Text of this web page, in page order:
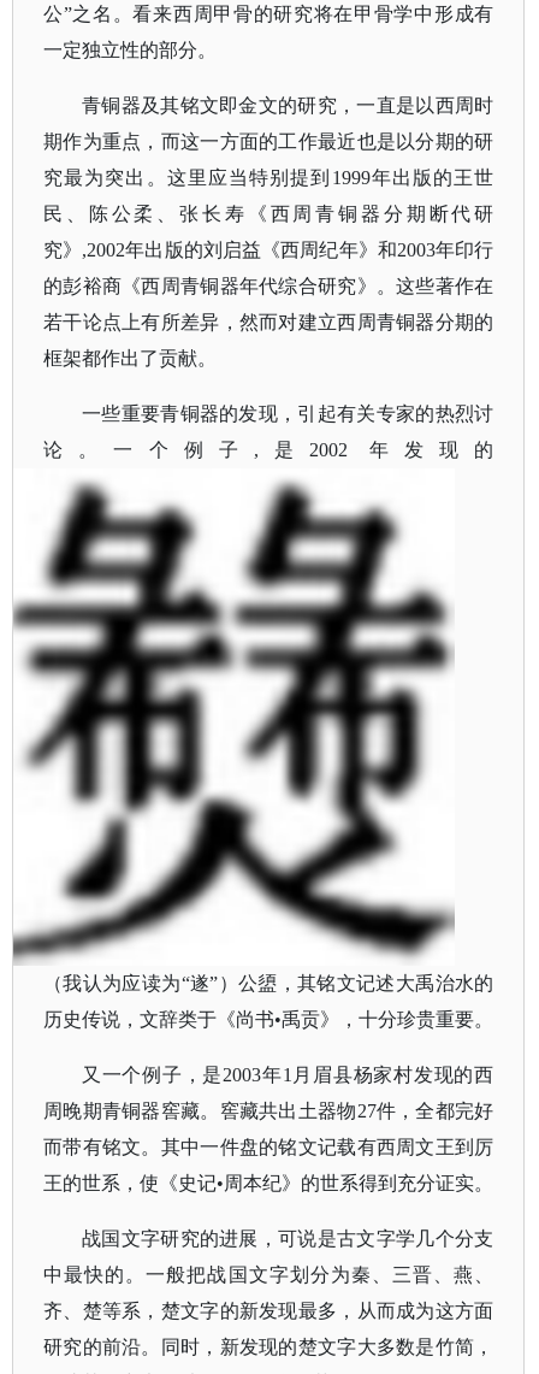
公”之名。看来西周甲骨的研究将在甲骨学中形成有
一定独立性的部分。
青铜器及其铭文即金文的研究，一直是以西周时
期作为重点，而这一方面的工作最近也是以分期的研
究最为突出。这里应当特别提到 1999年出版的王世
民、陈公柔、张长寿《西周青铜器分期断代研
究》,2002年出版的刘启益《西周纪年》和2003年印行
的彭裕商《西周青铜器年代综合研究》。这些著作在
若干论点上有所差异，然而对建立西周青铜器分期的
框架都作出了贡献。
一些重要青铜器的发现，引起有关专家的热烈讨
论。一个例子 ,是2002 年发现的
（我认为应读为“遂”）公盨，其铭文记述大禹治水的
历史传说，文辞类于《尚书•禹贡》，十分珍贵重要。
又一个例子，是2003年1月眉县杨家村发现的西
周晚期青铜器窖藏。窖藏共出土器物27件，全都完好
而带有铭文。其中一件盘的铭文记载有西周文王到厉
王的世系，使《史记•周本纪》的世系得到充分证实。
战国文字研究的进展，可说是古文字学几个分支
中最快的。一般把战国文字划分为秦、三晋、燕、
齐、楚等系，楚文字的新发现最多，从而成为这方面
研究的前沿。同时，新发现的楚文字大多数是竹简，